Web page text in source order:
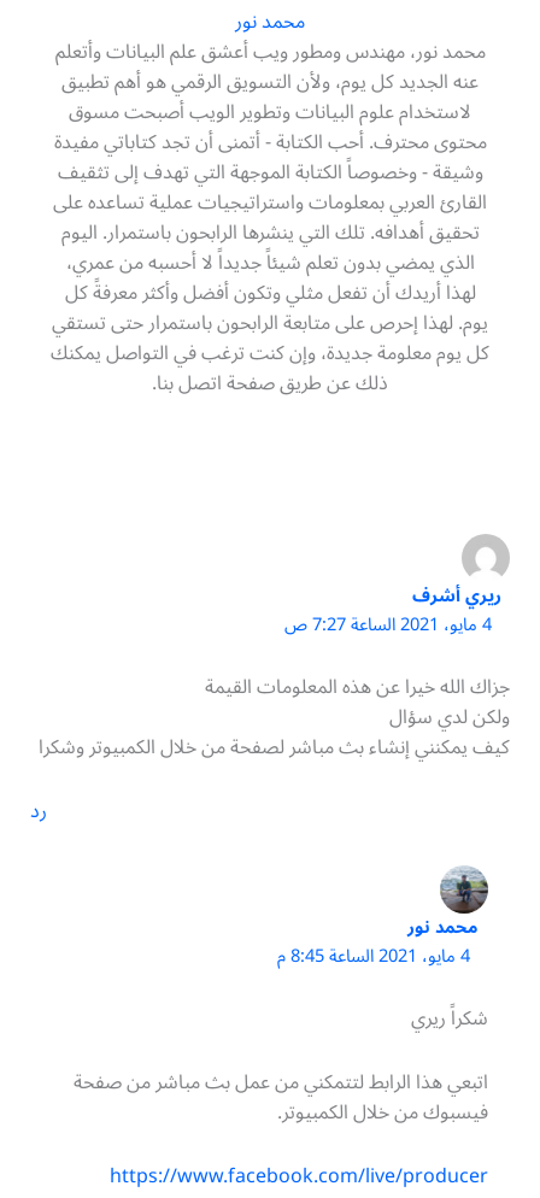
محمد نور
محمد نور، مهندس ومطور ويب أعشق علم البيانات وأتعلم
عنه الجديد كل يوم، ولأن التسويق الرقمي هو أهم تطبيق
لاستخدام علوم البيانات وتطوير الويب أصبحت مسوق
محتوى محترف. أحب الكتابة - أتمنى أن تجد كتاباتي مفيدة
وشيقة - وخصوصاً الكتابة الموجهة التي تهدف إلى تثقيف
القارئ العربي بمعلومات واستراتيجيات عملية تساعده على
تحقيق أهدافه. تلك التي ينشرها الرابحون باستمرار. اليوم
الذي يمضي بدون تعلم شيئاً جديداً لا أحسبه من عمري،
لهذا أريدك أن تفعل مثلي وتكون أفضل وأكثر معرفةً كل
يوم. لهذا إحرص على متابعة الرابحون باستمرار حتى تستقي
كل يوم معلومة جديدة، وإن كنت ترغب في التواصل يمكنك
ذلك عن طريق صفحة اتصل بنا.
ريري أشرف
4 مايو، 2021 الساعة 7:27 ص
جزاك الله خيرا عن هذه المعلومات القيمة
ولكن لدي سؤال
كيف يمكنني إنشاء بث مباشر لصفحة من خلال الكمبيوتر وشكرا
رد
محمد نور
4 مايو، 2021 الساعة 8:45 م
شكراً ريري
اتبعي هذا الرابط لتتمكني من عمل بث مباشر من صفحة
فيسبوك من خلال الكمبيوتر.
https://www.facebook.com/live/producer